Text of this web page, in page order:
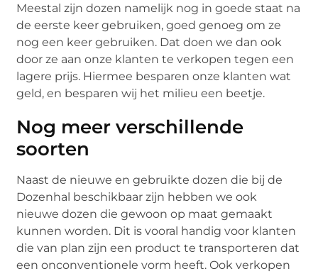
Meestal zijn dozen namelijk nog in goede staat na
de eerste keer gebruiken, goed genoeg om ze
nog een keer gebruiken. Dat doen we dan ook
door ze aan onze klanten te verkopen tegen een
lagere prijs. Hiermee besparen onze klanten wat
geld, en besparen wij het milieu een beetje.
Nog meer verschillende
soorten
Naast de nieuwe en gebruikte dozen die bij de
Dozenhal beschikbaar zijn hebben we ook
nieuwe dozen die gewoon op maat gemaakt
kunnen worden. Dit is vooral handig voor klanten
die van plan zijn een product te transporteren dat
een onconventionele vorm heeft. Ook verkopen